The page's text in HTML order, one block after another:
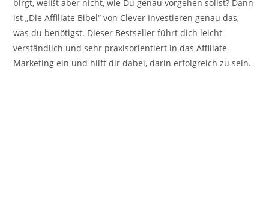
birgt, weißt aber nicht, wie Du genau vorgehen sollst? Dann
ist „Die Affiliate Bibel“ von Clever Investieren genau das,
was du benötigst. Dieser Bestseller führt dich leicht
verständlich und sehr praxisorientiert in das Affiliate-
Marketing ein und hilft dir dabei, darin erfolgreich zu sein.